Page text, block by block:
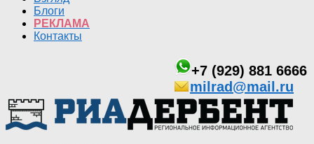
Блоги
РЕКЛАМА
Контакты
+7 (929) 881 6666
milrad@mail.ru